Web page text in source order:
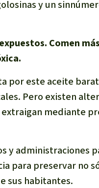
y un
Comen
por este aceite
Pero existen
extraigan mediante
y administraciones
para preservar no
sus habitantes.